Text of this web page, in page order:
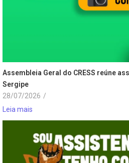
Assembleia Geral do CRESS reúne
Sergipe
28/07/2026 /
Leia mais